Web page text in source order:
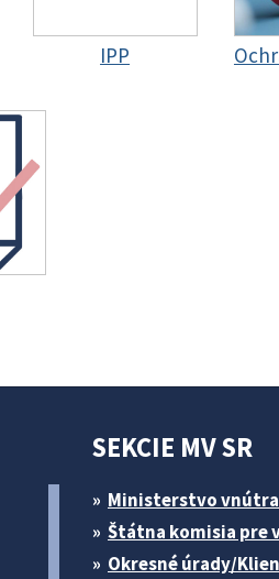
IPP
SEKCIE MV SR
Ministerstvo vnútra
Štátna komisia pre
Okresné úrady/